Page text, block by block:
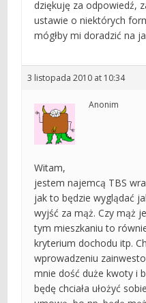
dziękuję za odpowiedź,
ustawie o niektórych
mógłby mi doradzić na
3 listopada 2010 at 10:34
Anonim
Witam,
jestem najemcą TBS
jak to będzie wyglądać
wyjść za mąż. Czy mąż
tym mieszkaniu to
kryterium dochodu itp.
wprowadzeniu
mnie dość duże kwoty i
będę chciała ułożyć